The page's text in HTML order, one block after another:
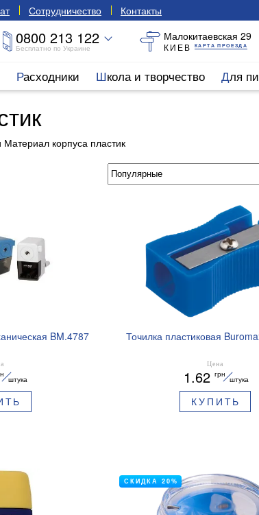
Сотрудничество Контакты
0800 213 122
Бесплатно по Украине
Малокитаевская 29
КИЕВ КАРТА ПРОЕЗДА
Расходники Школа и творчество Для
Материал корпуса пластик
BM.4787
штука
Точилка пластиковая
Цена
1.62 грн
штука
КУПИТЬ
СКИДКА 20%